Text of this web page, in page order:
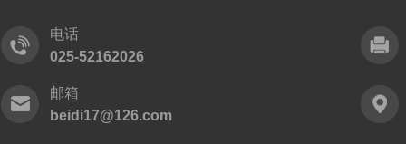
电话
025-52162026
邮箱
beidi17@126.com